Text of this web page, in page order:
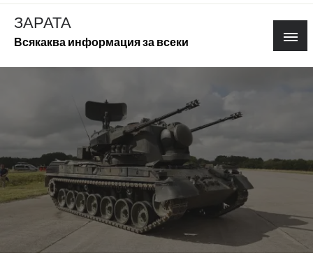
Skip
content
ЗАРАТА
Всякаква информация за всеки